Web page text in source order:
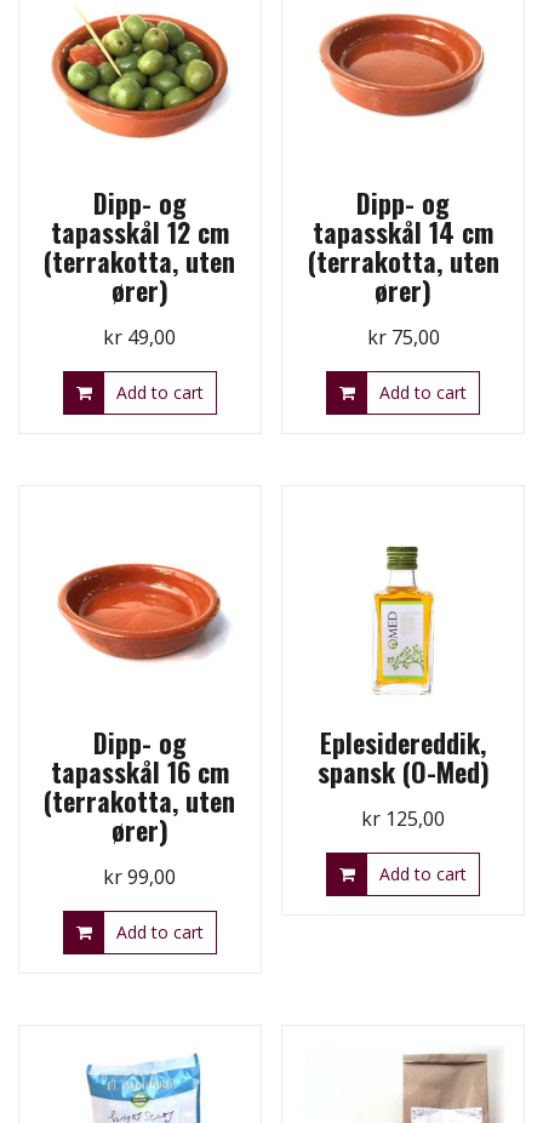
Dipp- og
tapasskål 12 cm
(terrakotta, uten
ører)
kr 49,00
Add to cart
Dipp- og
tapasskål 14 cm
(terrakotta, uten
ører)
kr75,00
Add to cart
Dipp- og
tapasskål 16 cm
(terrakotta, uten
ører)
kr99,00
Add to cart
Eplesidereddik,
spansk (O-Med)
kr 125,00
Add to cart